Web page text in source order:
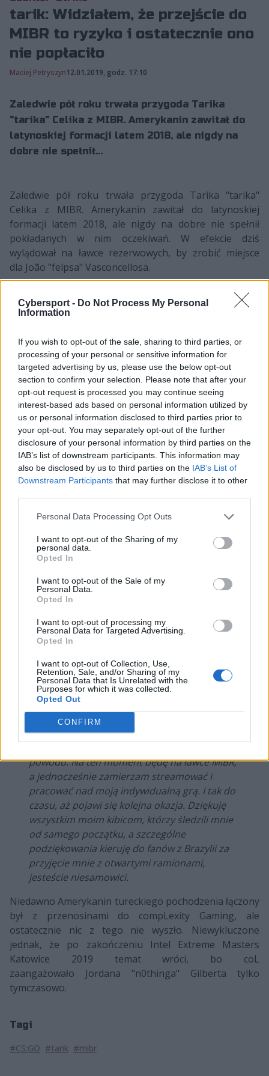
Cybersport - Do Not Process My Personal
Information
If you wish to opt-out of the sale, sharing to third parties, or
processing of your personal or sensitive information for
targeted advertising by us, please use the below opt-out
section to confirm your selection. Please note that after your
opt-out request is processed you may continue seeing
interest-based ads based on personal information utilized by
us or personal information disclosed to third parties prior to
your opt-out. You may separately opt-out of the further
disclosure of your personal information by third parties on the
IAB’s list of downstream participants. This information may
also be disclosed by us to third parties on the IAB’s List of
Downstream Participants that may further disclose it to other
Personal Data Processing Opt Outs
I want to opt-out of the Sharing of my
personal data.
Opted In
I want to opt-out of the Sale of my
Personal Data.
Opted In
I want to opt-out of processing my
Personal Data for Targeted Advertising.
Opted In
I want to opt-out of Collection, Use,
Retention, Sale, and/or Sharing of my
Personal Data that Is Unrelated with the
Purposes for which it was collected.
Opted Out
CONFIRM
tarik: Widziałem, że przejście do
MIBR to ryzyko i ostatecznie ono
nie popłaciło
Maciej Petryszyn12.01.2019, godz. 17:10
Zaledwie pół roku trwała przygoda Tarika
"tarika" Celika z MIBR. Amerykanin zawitał do
latynoskiej formacji latem 2018, ale nigdy na
dobre nie spełnił...
Zaledwie pół roku trwała przygoda Tarika "tarika"
Celika z MIBR. Amerykanin zawitał do latynoskiej
formacji latem 2018, ale nigdy na dobre nie spełnił
pokładanych w nim oczekiwań. W efekcie dziś
wylądował na ławce rezerwowych, by zrobić miejsce
dla João "felpsa" Vasconcellosa.
22-latek rozpoczął miniony rok fantastycznie, bo od
triumfu na Majorze, samemu zdobywając zresztą tytuł
MVP całej imprezy. Później było jednak już tylko gorzej,
sukcesu, notując coraz gorsze wyniki. Ratunkiem dla
Celika miały być właśnie przenosiny do Made in Brazil,
gdzie spotkał swojego starego znajomego z czasów
wspólnej gry w C9, Jake'a "Stewie2K" Yipa. Obecność
dwóch Amerykanów miała pomóc ekipie w
przezwyciężeniu różnic kulturowych, ale finalnie to się
nie udało, w efekcie czego żadnego z nich nie ma już w
składzie – Yip trafił do Teamu Liquid, zaś tarik skończył
na rezerwie. Jak sam jednak przyznał w opublikowanym
przez siebieoświadczeniu, nie żałuje decyzji o
Gdy spojrzycie na wszystkie moje byłe
byłem tym, który chciał odchodzić. Zawsze
próbowałem się wpasować, ale za każdym
razem kończyło się tak, że ktoś zbyt wcześniej
wyciągał jakiś element tej układanki.
Widziałem, że przejście do MIBR to ryzyko i
ostatecznie ono nie popłaciło. Wystąpiły
pewne problemy związane z językiem i kulturą,
ale przede wszystkim to zderzenie
odmiennych stylów gry doprowadziło do
nagłego końca. Mimo wszystko szansa na
naukę i wspólną pracę z brazylijskim rdzeniem
drużyny była wyjątkową i ekscytującą okazją.
Chociaż trwało to krótko, to zaszczytem była
możliwość wspólnej gry z takimi legendami.
powodu. Na ten moment będę na ławce MIBR,
a jednocześnie zamierzam streamować i
pracować nad moją indywidualną grą. I tak do
czasu, aż pojawi się kolejna okazja. Dziękuję
wszystkim moim kibicom, którzy śledzili mnie
od samego początku, a szczególne
podziękowania kieruję do fanów z Brazylii za
przyjęcie mnie z otwartymi ramionami,
jesteście niesamowici.
Niedawno Amerykanin tureckiego pochodzenia łączony
był z przenosinami do compLexity Gaming, ale
ostatecznie nic z tego nie wyszło. Niewykluczone
jednak, że po zakończeniu Intel Extreme Masters
Katowice 2019 temat wróci, bo coL
zaangażowało Jordana "n0thinga" Gilberta tylko
tymczasowo.
Tagi
#CS:GO #tarik #mibr